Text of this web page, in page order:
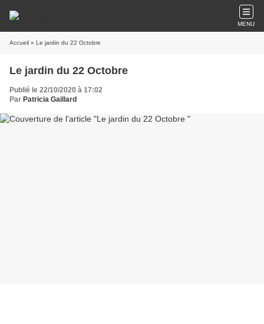
MENU
Accueil » Le jardin du 22 Octobre
Le jardin du 22 Octobre
Publié le 22/10/2020 à 17:02
Par Patricia Gaillard